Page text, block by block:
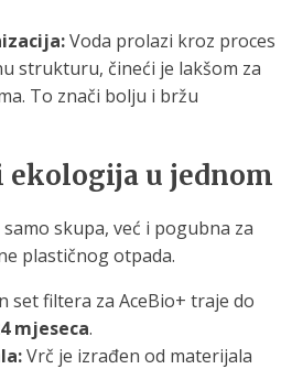
Voda prolazi kroz proces
strukturu, čineći je lakšom za
To znači bolju i bržu
u jednom
skupa, već i pogubna za
plastičnog otpada.
set filtera za AceBio+ traje do
mjeseca.
Vrč je izrađen od materijala